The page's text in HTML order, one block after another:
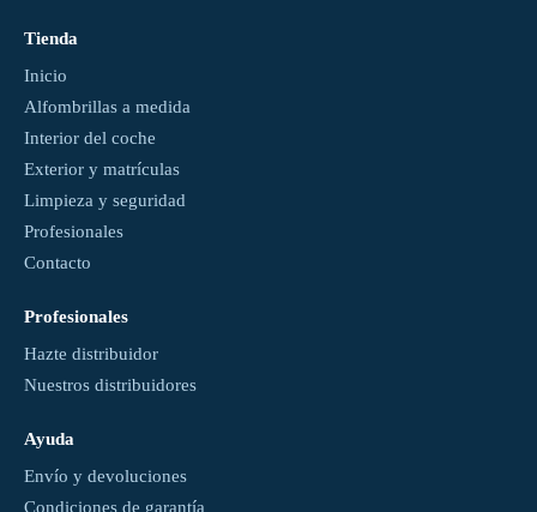
Tienda
Inicio
Alfombrillas a medida
Interior del coche
Exterior y matrículas
Limpieza y seguridad
Profesionales
Contacto
Profesionales
Hazte distribuidor
Nuestros distribuidores
Ayuda
Envío y devoluciones
Condiciones de garantía